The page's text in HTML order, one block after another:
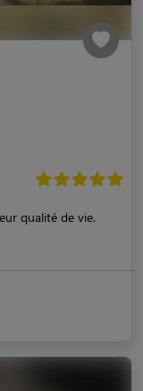
qualité de vie.